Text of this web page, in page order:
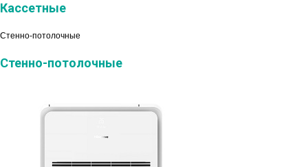
Кассетные
Стенно-потолочные
Стенно-потолочные